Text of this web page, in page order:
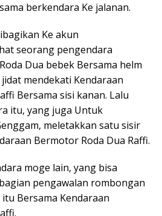
berkendara Ke jalanan.
Ke akun
seorang pengendara
Dua bebek Bersama helm
mendekati Kendaraan
Bersama sisi kanan. Lalu
itu, yang juga Untuk
meletakkan satu sisir
Bermotor Roda Dua Raffi.
moge lain, yang bisa
pengawalan rombongan
Bersama Kendaraan